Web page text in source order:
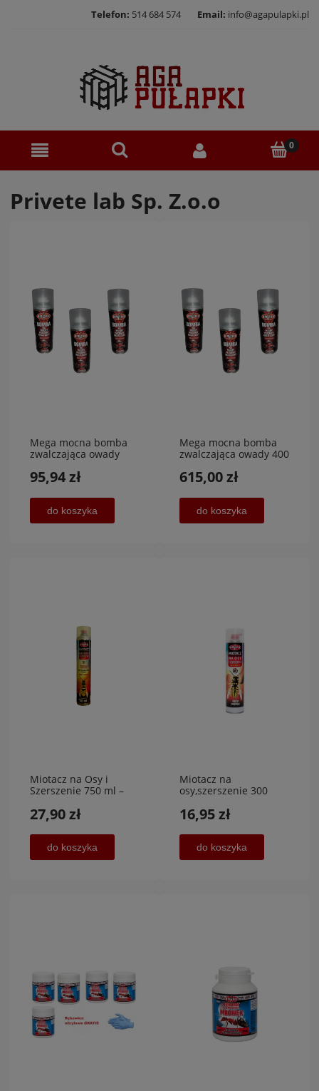
Telefon: 514 684 574 Email: info@agapulapki.pl
Privete lab Sp. Z.o.o
Mega mocna bomba
zwalczająca owady
95,94 zł
do koszyka
Mega mocna bomba
zwalczająca owady 400
615,00 zł
do koszyka
Miotacz na Osy i
Szerszenie 750 ml –
Gniazd NAJTANIEJ
27,90 zł
do koszyka
Miotacz na
osy,szerszenie 300
16,95 zł
do koszyka